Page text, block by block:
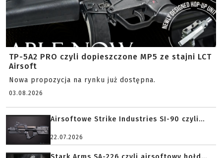
TP-5A2 PRO czyli dopieszczone MP5 ze stajni LCT
Airsoft
Nowa propozycja na rynku już dostępna.
03.08.2026
Airsoftowe Strike Industries SI-90 czyli...
22.07.2026